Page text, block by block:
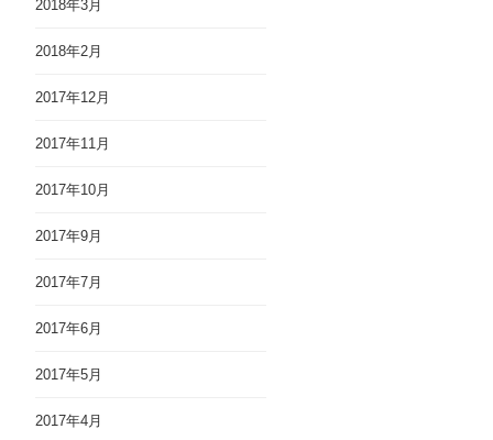
2018年3月
2018年2月
2017年12月
2017年11月
2017年10月
2017年9月
2017年7月
2017年6月
2017年5月
2017年4月